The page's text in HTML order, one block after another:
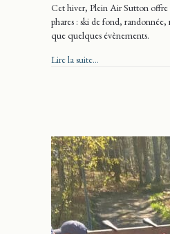
Cet hiver, Plein Air Sutton offre
phares : ski de fond,
que quelques évènements.
Lire la suite...